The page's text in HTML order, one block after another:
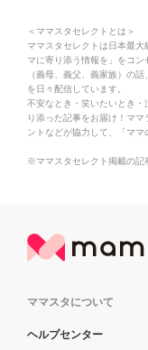
＜ママスタセレクトとは＞
ママスタセレクトは日本最
マに寄り添う情報を」をコ
（義母、義父、義家族）の
を日々配信しています。
不安なとき・笑いたいとき
り添った記事をお届け！マ
ントなどが協力して、「ママ
※ママスタセレクト掲載の記
ママスタについて
ヘルプセンター